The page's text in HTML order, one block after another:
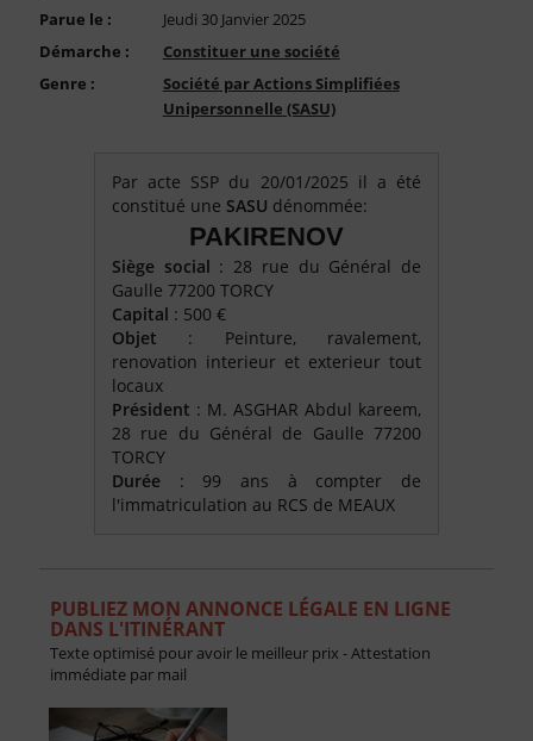
Parue le :
Jeudi 30 Janvier 2025
Démarche :
Constituer une société
Genre :
Société par Actions Simplifiées
Unipersonnelle (SASU)
Par acte SSP du 20/01/2025 il a été
constitué une SASU dénommée:
PAKIRENOV
Siège social : 28 rue du Général de
Gaulle 77200 TORCY
Capital : 500 €
Objet : Peinture, ravalement,
renovation interieur et exterieur tout
locaux
Président : M. ASGHAR Abdul kareem,
28 rue du Général de Gaulle 77200
TORCY
Durée : 99 ans à compter de
l'immatriculation au RCS de MEAUX
PUBLIEZ MON ANNONCE LÉGALE EN LIGNE
DANS L'ITINÉRANT
Texte optimisé pour avoir le meilleur prix - Attestation
immédiate par mail